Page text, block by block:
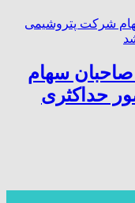
سهام
حداکثری